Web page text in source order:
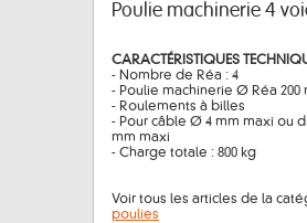
Poulie machinerie 4
CARACTÉRISTIQUES
- Nombre de Réa : 4
- Poulie machinerie Ø Réa 200
- Roulements à billes
- Pour câble Ø 4 mm maxi ou
mm maxi
- Charge totale : 800 kg
Voir tous les articles de la
poulies